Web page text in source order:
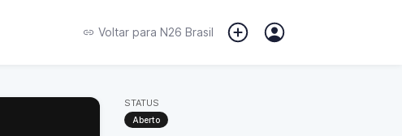
Voltar para N26 Brasil
STATUS
Aberto